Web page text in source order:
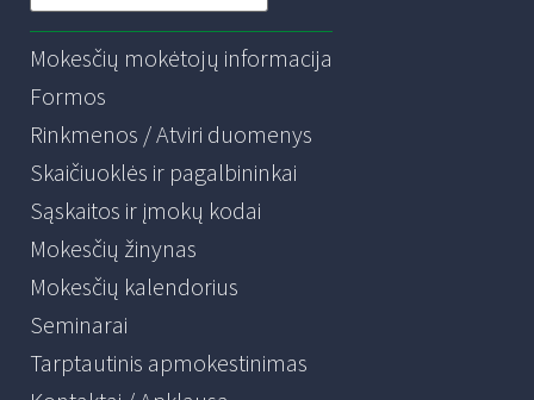
Mokesčių mokėtojų informacija
Formos
Rinkmenos / Atviri duomenys
Skaičiuoklės ir pagalbininkai
Sąskaitos ir įmokų kodai
Mokesčių žinynas
Mokesčių kalendorius
Seminarai
Tarptautinis apmokestinimas